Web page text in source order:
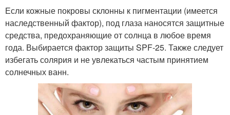
Если кожные покровы склонны к пигментации (имеется
наследственный фактор), под глаза наносятся защитные
средства, предохраняющие от солнца в любое время
года. Выбирается фактор защиты SPF-25. Также следует
избегать солярия и не увлекаться частым принятием
солнечных ванн.